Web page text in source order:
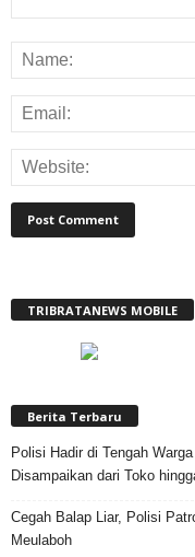
TRIBRATANEWS MOBILE
Berita Terbaru
Polisi Hadir di Tengah
Disampaikan dari Toko
Cegah Balap Liar, Polisi
Meulaboh